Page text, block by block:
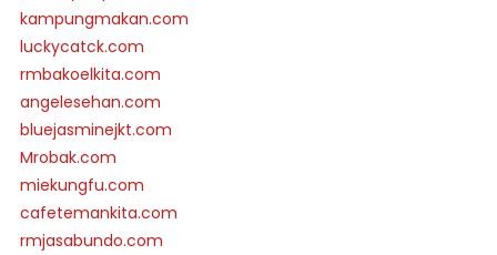
kampungmakan.com
luckycatck.com
rmbakoelkita.com
angelesehan.com
bluejasminejkt.com
Mrobak.com
miekungfu.com
cafetemankita.com
rmjasabundo.com